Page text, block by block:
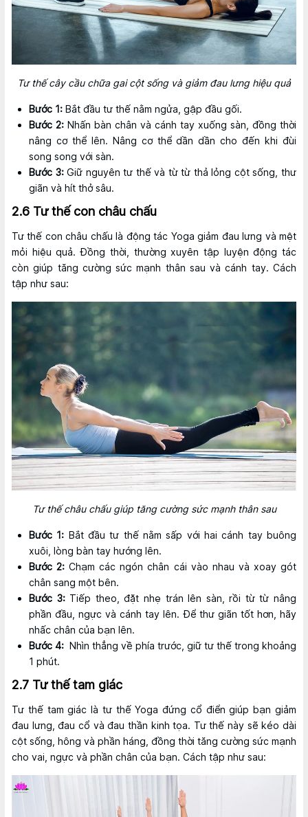
Tư thế cây cầu chữa gai cột sống và giảm đau lưng hiệu quả
Bước 1: Bắt đầu tư thế nằm ngửa, gập đầu gối.
Bước 2: Nhấn bàn chân và cánh tay xuống sàn, đồng thời
nâng cơ thể lên. Nâng cơ thể dần dần cho đến khi đùi
song song với sàn.
Bước 3:Giữ nguyên tư thế và từ từ thả lỏng cột sống, thư
giãn và hít thở sâu.
2.6 Tư thế con châu chấu
Tư thế con châu chấu là động tác Yoga giảm đau lưng và mệt
mỏi hiệu quả. Đồng thời, thường xuyên tập luyện động tác
còn giúp tăng cường sức mạnh thân sau và cánh tay. Cách
tập như sau:
Tư thế châu chấu giúp tăng cường sức mạnh thân sau
Bước 1: Bắt đầu tư thế nằm sấp với hai cánh tay buông
xuôi, lòng bàn tay hướng lên.
Bước 2: Chạm các ngón chân cái vào nhau và xoay gót
chân sang một bên.
Bước 3:Tiếp theo, đặt nhẹ trán lên sàn, rồi từ từ nâng
phần đầu, ngực và cánh tay lên. Để thư giãn tốt hơn, hãy
nhấc chân của bạn lên.
Bước 4: Nhìn thẳng về phía trước, giữ tư thế trong khoảng
1 phút.
2.7 Tư thế tam giác
Tư thế tam giác là tư thế Yoga đứng cổ điển giúp bạn giảm
đau lưng, đau cổ và đau thần kinh tọa. Tư thế này sẽ kéo dài
cột sống, hông và phần háng, đồng thời tăng cường sức mạnh
cho vai, ngực và phần chân của bạn. Cách tập như sau: